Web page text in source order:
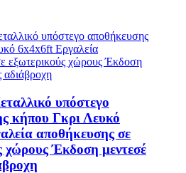
υπόστεγο
κήπου Γκρι Λευκό
αποθήκευσης σε
χώρους Έκδοση μεντεσέ